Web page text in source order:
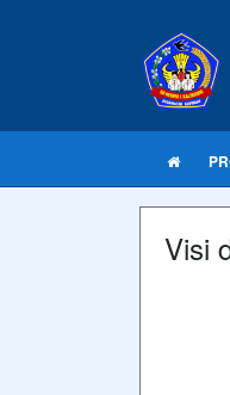
Visi